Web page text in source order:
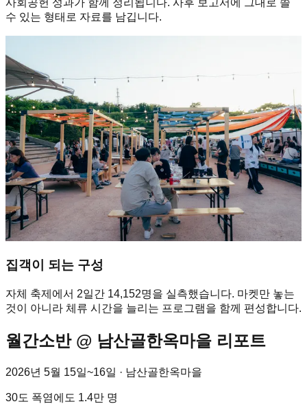
수 있는 형태로 자료를 남깁니다.
집객이 되는 구성
자체 축제에서 2일간 14,152명을 실측했습니다. 마켓만 놓는
것이 아니라 체류 시간을 늘리는 프로그램을 함께 편성합니다.
월간소반 @ 남산골한옥마을 리포트
2026년 5월 15일~16일 · 남산골한옥마을
30도 폭염에도 1.4만 명